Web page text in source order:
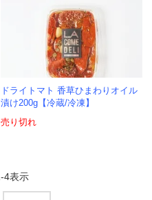
ドライトマト 香草ひまわりオイル
漬け200g【冷蔵/冷凍】
売り切れ
-4表示